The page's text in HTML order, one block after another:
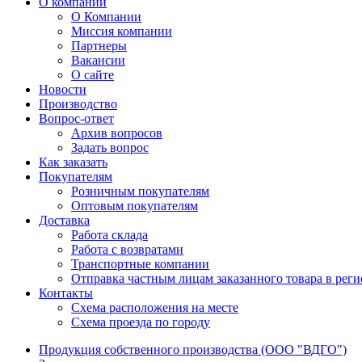
О Компании
Миссия компании
Партнеры
Вакансии
О сайте
Новости
Производство
Вопрос-ответ
Архив вопросов
Задать вопрос
Как заказать
Покупателям
Розничным покупателям
Оптовым покупателям
Доставка
Работа склада
Работа с возвратами
Транспортные компании
Отправка частным лицам заказанного товара в
Контакты
Схема расположения на месте
Схема проезда по городу
Продукция собственного производства (ООО "ВДГО")